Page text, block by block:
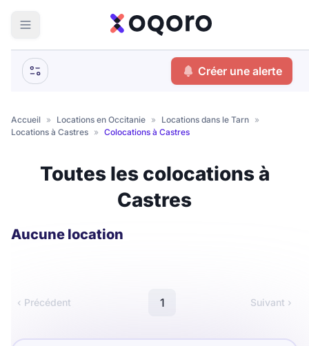
Votre
Que recherchez-vous ?
Logement entier
Coliving
Résidence étudiante
recherche
Créer une alerte
Accueil » Locations en Occitanie » Locations dans le Tarn »
Locations à Castres » Colocations à Castres
Toutes les colocations à
Castres
Aucune location
‹ Précédent 1 Suivant ›